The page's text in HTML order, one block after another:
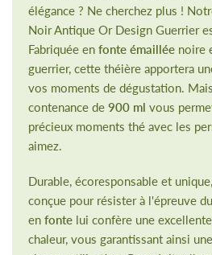
élégance ? Ne cherchez plus !
Noir Antique Or Design Guerrier
Fabriquée enfonte émaillée noire
guerrier, cette théière apportera
vos moments de dégustation.
contenance de900 ml vous
précieux moments thé avec les
aimez.
Durable, écoresponsable et
conçue pour résister à l'épreuve
enfonte lui confère une
chaleur, vous garantissant ainsi